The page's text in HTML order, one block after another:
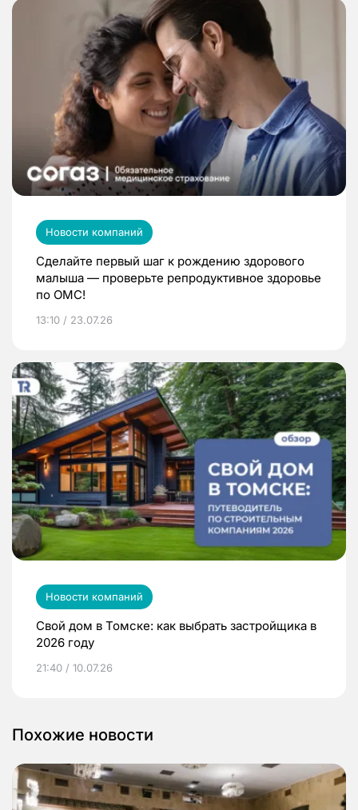
Новости компаний
Сделайте первый шаг к рождению здорового
малыша — проверьте репродуктивное здоровье
по ОМС!
13:10 / 23.07.26
Новости компаний
Свой дом в Томске: как выбрать застройщика в
2026 году
21:40 / 10.07.26
Похожие новости